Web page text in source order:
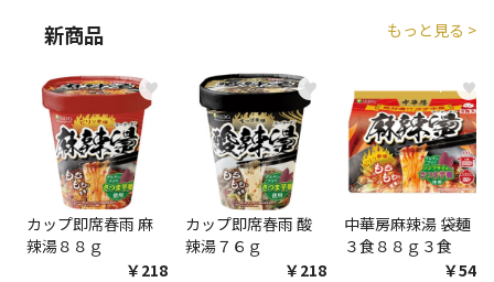
新商品 もっと見る >
♥
カップ即席春雨 麻
辣湯８８ｇ
￥218
♥
カップ即席春雨 酸
辣湯７６ｇ
￥218
♥
中華房麻辣湯 袋麺
３食８８ｇ３食
￥548